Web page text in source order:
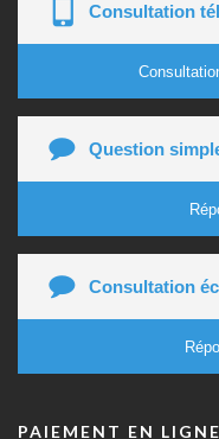
Consultation
Question
Consultation
PAIEMENT EN